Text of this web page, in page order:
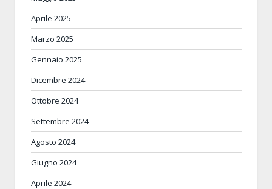
Aprile 2025
Marzo 2025
Gennaio 2025
Dicembre 2024
Ottobre 2024
Settembre 2024
Agosto 2024
Giugno 2024
Aprile 2024